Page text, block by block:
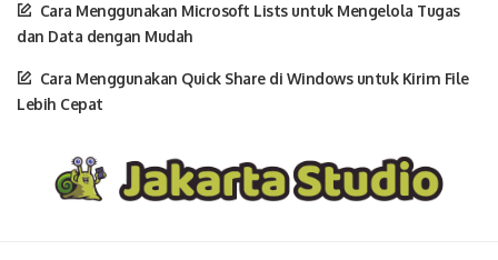
Cara Menggunakan Microsoft Lists untuk Mengelola Tugas
dan Data dengan Mudah
Cara Menggunakan Quick Share di Windows untuk Kirim File
Lebih Cepat